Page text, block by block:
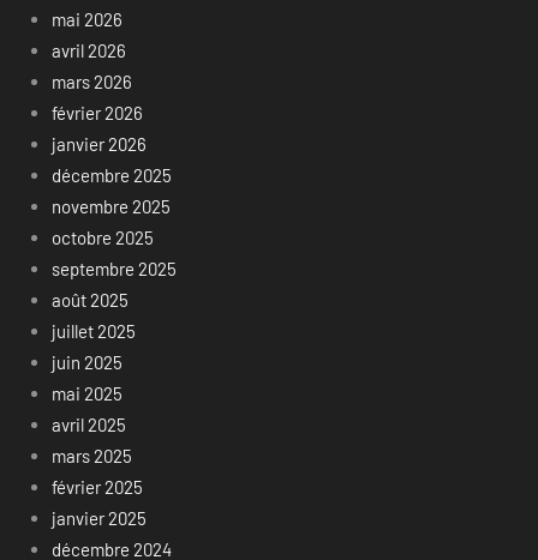
mai 2026
avril 2026
mars 2026
février 2026
janvier 2026
décembre 2025
novembre 2025
octobre 2025
septembre 2025
août 2025
juillet 2025
juin 2025
mai 2025
avril 2025
mars 2025
février 2025
janvier 2025
décembre 2024